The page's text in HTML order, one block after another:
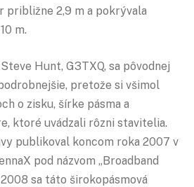
približne 2,9 m a pokrývala
m.
Hunt, G3TXQ, sa pôvodnej
pretože si všimol
o zisku, šírke pásma a
ktoré uvádzali rôzni stavitelia.
publikoval koncom roka 2007 v
pod názvom „Broadband
sa táto širokopásmová